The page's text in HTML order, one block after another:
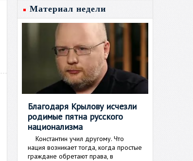
Материал недели
Благодаря Крылову исчезли
родимые пятна русского
национализма
Константин учил другому. Что
нация возникает тогда, когда простые
граждане обретают права, в